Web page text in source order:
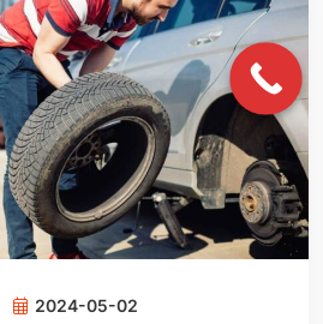
2024-05-02